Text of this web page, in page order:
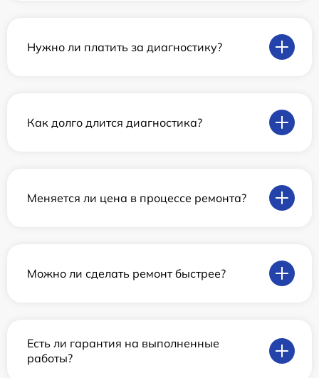
Нужно ли платить за диагностику?
Как долго длится диагностика?
Меняется ли цена в процессе ремонта?
Можно ли сделать ремонт быстрее?
Есть ли гарантия на выполненные
работы?